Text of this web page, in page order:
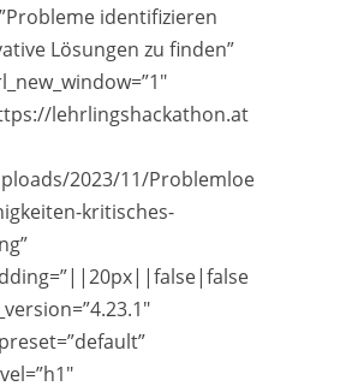
identifizieren
Lösungen zu finden”
lehrlingshackathon.at
2023/11/Problemloe
kritisches-